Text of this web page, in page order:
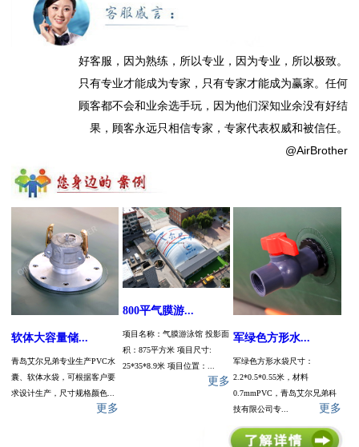
好客服，因为熟练，所以专业，因为专业，所以极致。
只有专业才能成为专家，只有专家才能成为赢家。任何
顾客都不会和业余选手玩，因为他们深知业余没有好结
果，顾客永远只相信专家，专家代表权威和被信任。
@AirBrother
软体大容量储...
青岛艾尔兄弟专业生产PVC水
囊、软体水袋，可根据客户要
求设计生产，尺寸规格颜色...
更多
800平气膜游...
项目名称：气膜游泳馆 投影面
积：875平方米 项目尺寸:
25*35*8.9米 项目位置：...
更多
军绿色方形水...
军绿色方形水袋尺寸：
2.2*0.5*0.55米，材料
0.7mmPVC，青岛艾尔兄弟科
技有限公司专...
更多